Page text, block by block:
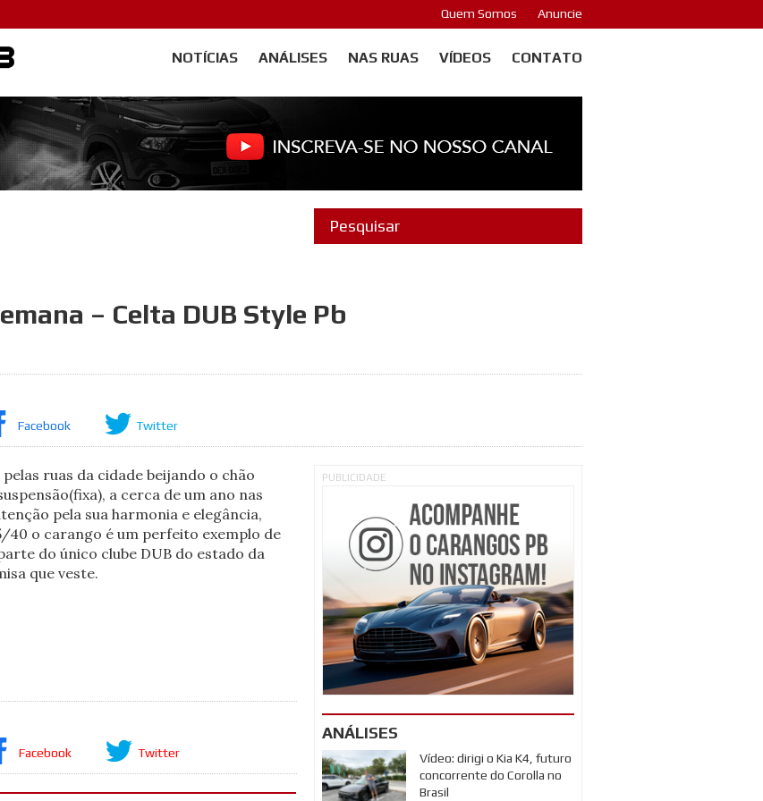
Quem Somos Anuncie
NOTÍCIAS ANÁLISES NAS RUAS VÍDEOS CONTATO
– Celta DUB Style Pb
Facebook Twitter
ruas da cidade beijando o chão
a cerca de um ano nas
pela sua harmonia e elegância,
40 o carango é um perfeito exemplo de
do único clube DUB do estado da
que veste.
Facebook Twitter
PUBLICIDADE
ANÁLISES
Vídeo: dirigi o Kia K4, futuro
concorrente do Corolla no
Brasil